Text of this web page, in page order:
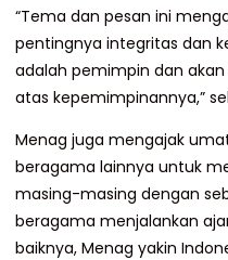
“Tema dan pesan ini
pentingnya integritas dan
adalah pemimpin dan
atas kepemimpinannya,”
Menag juga mengajak
beragama lainnya untuk
masing-masing dengan
beragama menjalankan
baiknya, Menag yakin